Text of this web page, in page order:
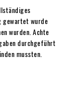
gewartet wurde
wurden. Achte
durchgeführt
mussten.